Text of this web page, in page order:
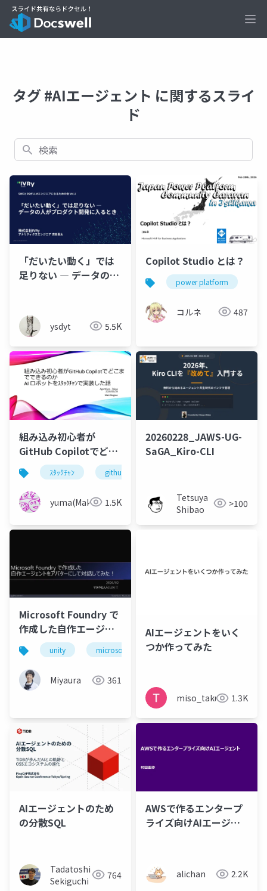
タグ #AIエージェント に関するスライ
ド
検索
「だいたい動く」では
足りない ― データの人
ysdyt 5.5K
Copilot Studio とは？
power platform
コルネ 487
組み込み初心者が
GitHub Copilotでどこ
までできるのか AI ロボ
ットをｽﾀｯｸﾁｬﾝで実装し
た話
ｽﾀｯｸﾁｬﾝ github copilot
yuma(Maki) 1.5K
20260228_JAWS-UG-
SaGA_Kiro-CLI
Tetsuya
Shibao
>100
Microsoft Foundry で
作成した自作エージェ
ントをアバターにして
対話してみた！
unity microsoftfoundry azure
Miyaura 361
AIエージェントをいく
つか作ってみた
miso_taku 1.3K
AIエージェントのため
の分散SQL
Tadatoshi
Sekiguchi
764
AWSで作るエンタープ
ライズ向けAIエージェ
alichan 2.2K